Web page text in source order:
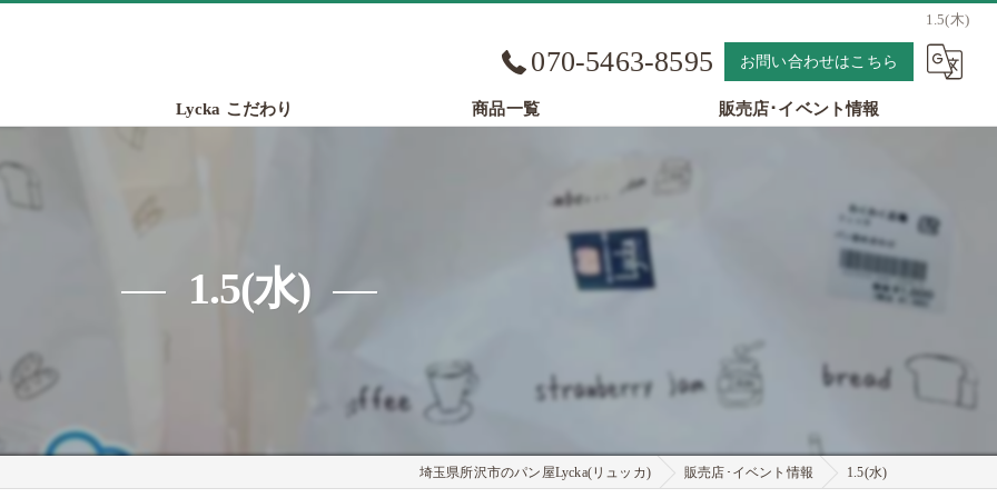
1.5(木)
070-5463-8595 お問い合わせはこちら
Lycka こだわり 商品一覧 販売店･イベント情報
1.5(水)
埼玉県所沢市のパン屋Lycka(リュッカ) 販売店･イベント情報 1.5(水)